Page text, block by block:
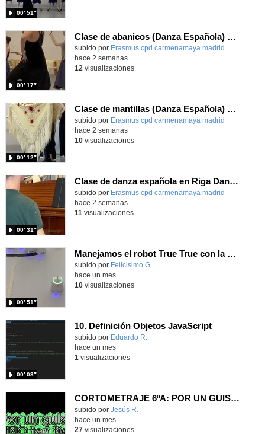
00′ 51″
Clase de abanicos (Danza Española) en intercambio Erasmus+
Contenido educativo.
subido por Erasmus cpd carmenamaya madrid
00′ 17″
hace 2 semanas
12 visualizaciones
Clase de mantillas (Danza Española) en intercambio Erasmus+
Contenido educativo.
subido por Erasmus cpd carmenamaya madrid
00′ 12″
hace 2 semanas
10visualizaciones
Clase de danza española en Riga Dance School Erasmus+
Contenido educativo.
subido por Erasmus cpd carmenamaya madrid
00′ 31″
hace 2 semanas
11 visualizaciones
Manejamos el robot True True con la app y hacemos carreras
Contenido educativo.
subido por Felicisimo G.
00′ 51″
hace un mes
10visualizaciones
10. Definición Objetos JavaScript
Contenido educativo.
subido por Eduardo R.
00′ 03″
hace un mes
1 visualizaciones
CORTOMETRAJE 6ºA: POR UN GUISANTE NO TAN TIERNO
Contenido educativo.
subido por Jesús R.
hace un mes
27visualizaciones